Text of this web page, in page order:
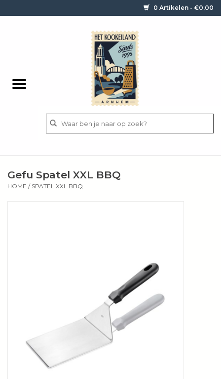
0 Artikelen - €0,00
Bestek
Cadeau idee
Gefu Spatel XXL BBQ
HOME / SPATEL XXL BBQ